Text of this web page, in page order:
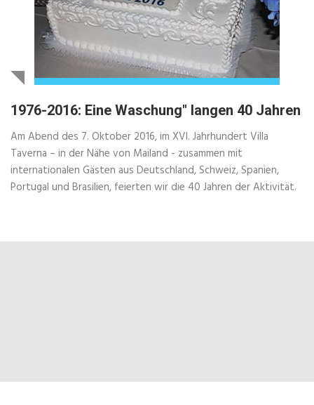
1976-2016: Eine Waschung" langen 40 Jahren
Am Abend des 7. Oktober 2016, im XVI. Jahrhundert Villa
Taverna – in der Nähe von Mailand - zusammen mit
internationalen Gästen aus Deutschland, Schweiz, Spanien,
Portugal und Brasilien, feierten wir die 40 Jahren der Aktivität.